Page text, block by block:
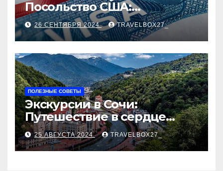
Посольство США:
Пошаговое руководство
26 СЕНТЯБРЯ 2024 TRAVELBOX27_
ПОЛЕЗНЫЕ СОВЕТЫ
Экскурсии в Сочи:
Путешествие в сердце
Черноморского курорта
25 АВГУСТА 2024 TRAVELBOX27_